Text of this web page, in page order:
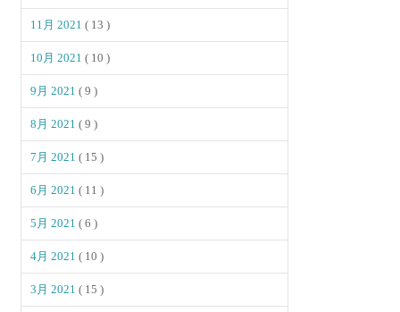
11月 2021( 13 )
10月 2021( 10 )
9月 2021( 9 )
8月 2021( 9 )
7月 2021( 15 )
6月 2021( 11 )
5月 2021( 6 )
4月 2021( 10 )
3月 2021( 15 )